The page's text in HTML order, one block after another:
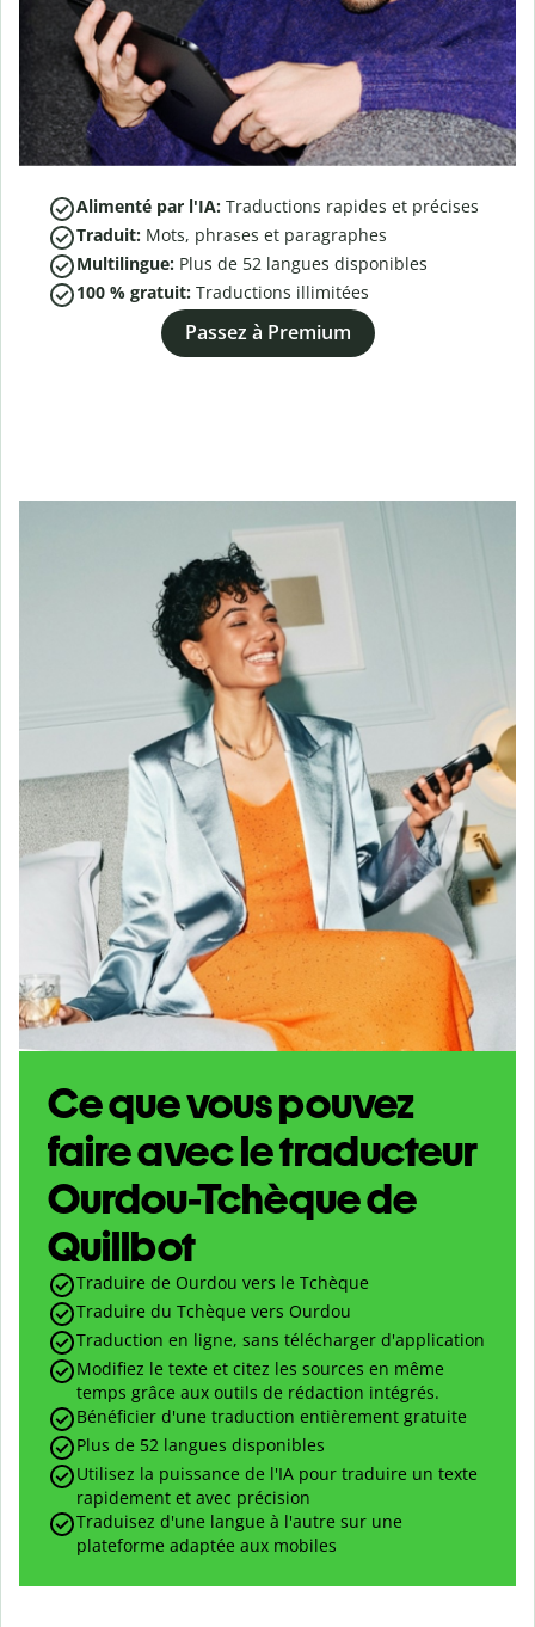
Alimenté par l'IA: Traductions rapides et précises
Traduit: Mots, phrases et paragraphes
Multilingue: Plus de 52 langues disponibles
100 % gratuit: Traductions illimitées
Passez à Premium
Ce que vous pouvez
faire avec le traducteur
Ourdou-Tchèque de
Quillbot
Traduire de Ourdou vers le Tchèque
Traduire du Tchèque vers Ourdou
Traduction en ligne, sans télécharger d'application
Modifiez le texte et citez les sources en même
temps grâce aux outils de rédaction intégrés.
Bénéficier d'une traduction entièrement gratuite
Plus de 52 langues disponibles
Utilisez la puissance de l'IA pour traduire un texte
rapidement et avec précision
Traduisez d'une langue à l'autre sur une
plateforme adaptée aux mobiles